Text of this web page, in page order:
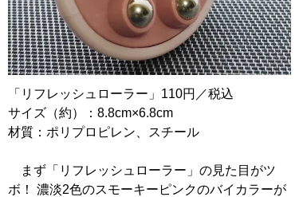
「リフレッシュローラー」110円／税込
サイズ（約）：8.8cm×6.8cm
材質：ポリプロピレン、スチール
まず「リフレッシュローラー」の見た目がツ
ボ！ 濃淡2色のスモーキーピンクのバイカラーが